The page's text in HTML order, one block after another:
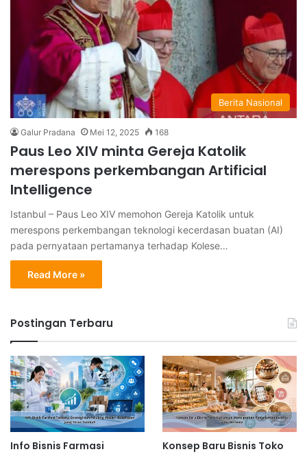
Berita Nasional
Galur Pradana Mei 12, 2025 168
Paus Leo XIV minta Gereja Katolik
merespons perkembangan Artificial
Intelligence
Istanbul – Paus Leo XIV memohon Gereja Katolik untuk
merespons perkembangan teknologi kecerdasan buatan (AI)
pada pernyataan pertamanya terhadap Kolese…
Read More »
Postingan Terbaru
Info Bisnis Farmasi
Konsep Baru Bisnis Toko